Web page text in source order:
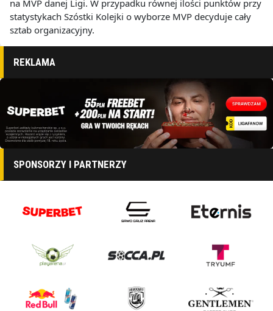
na MVP danej Ligi. W przypadku równej ilości punktów przy
statystykach Szóstki Kolejki o wyborze MVP decyduje cały
sztab organizacyjny.
REKLAMA
SPONSORZY I PARTNERZY